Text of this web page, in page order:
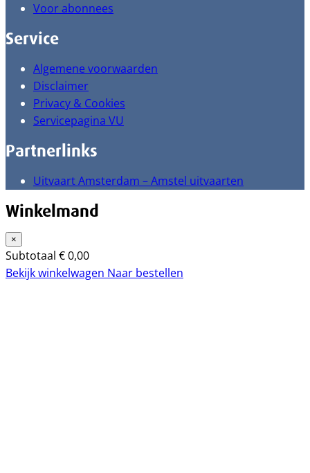
Voor abonnees
Service
Algemene voorwaarden
Disclaimer
Privacy & Cookies
Servicepagina VU
Partnerlinks
Uitvaart Amsterdam – Amstel uitvaarten
Winkelmand
×
Subtotaal €0,00
Bekijk winkelwagen Naar bestellen